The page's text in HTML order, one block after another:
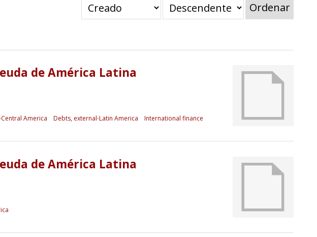
Ordenar
de América Latina
America Debts, external-Latin America International finance
de América Latina